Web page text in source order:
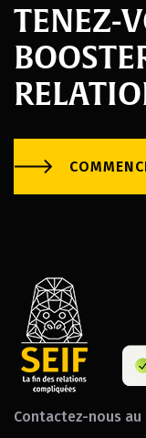
TENEZ-
Contactez-nous au